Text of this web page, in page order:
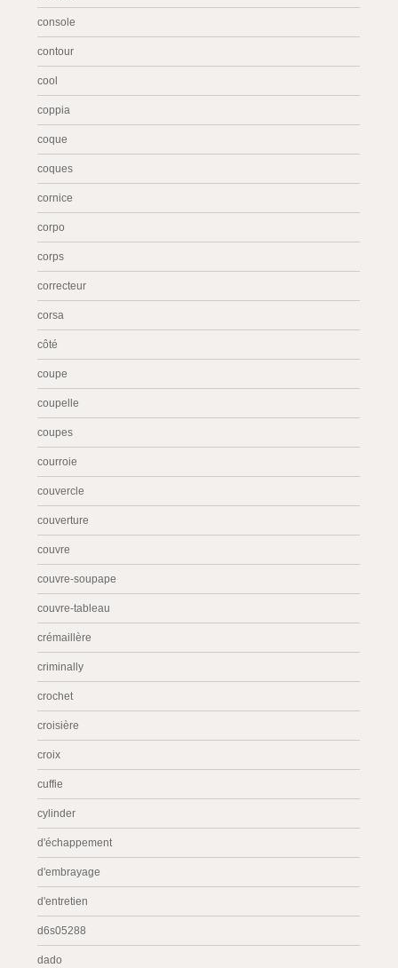
console
contour
cool
coppia
coque
coques
cornice
corpo
corps
correcteur
corsa
côté
coupe
coupelle
coupes
courroie
couvercle
couverture
couvre
couvre-soupape
couvre-tableau
crémaillère
criminally
crochet
croisière
croix
cuffie
cylinder
d'échappement
d'embrayage
d'entretien
d6s05288
dado